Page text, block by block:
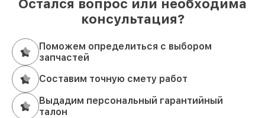
Остался вопрос или необходима
консультация?
Поможем определиться с выбором
запчастей
Составим точную смету работ
Выдадим персональный гарантийный
талон